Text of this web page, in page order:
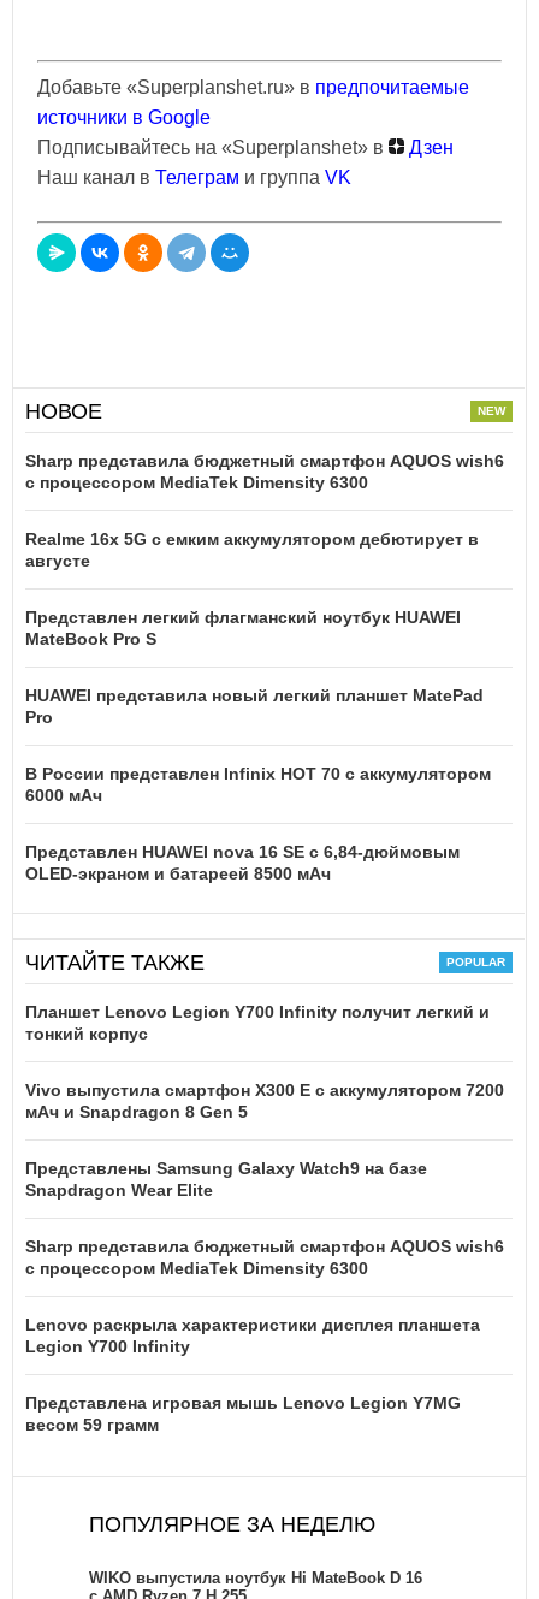
Добавьте «Superplanshet.ru» в предпочитаемые
источники в Google
Подписывайтесь на «Superplanshet» в
Дзен
Наш канал в Телеграм и группа VK
НОВОЕ
Sharp представила бюджетный смартфон AQUOS wish6
с процессором MediaTek Dimensity 6300
Realme 16x 5G с емким аккумулятором дебютирует в
августе
Представлен легкий флагманский ноутбук HUAWEI
MateBook Pro S
HUAWEI представила новый легкий планшет MatePad
Pro
В России представлен Infinix HOT 70 с аккумулятором
6000 мАч
Представлен HUAWEI nova 16 SE с 6,84-дюймовым
OLED-экраном и батареей 8500 мАч
ЧИТАЙТЕ ТАКЖЕ
Планшет Lenovo Legion Y700 Infinity получит легкий и
тонкий корпус
Vivo выпустила смартфон X300 E с аккумулятором 7200
мАч и Snapdragon 8 Gen 5
Представлены Samsung Galaxy Watch9 на базе
Snapdragon Wear Elite
Sharp представила бюджетный смартфон AQUOS wish6
с процессором MediaTek Dimensity 6300
Lenovo раскрыла характеристики дисплея планшета
Legion Y700 Infinity
Представлена игровая мышь Lenovo Legion Y7MG
весом 59 грамм
ПОПУЛЯРНОЕ ЗА НЕДЕЛЮ
WIKO выпустила ноутбук Hi MateBook D 16